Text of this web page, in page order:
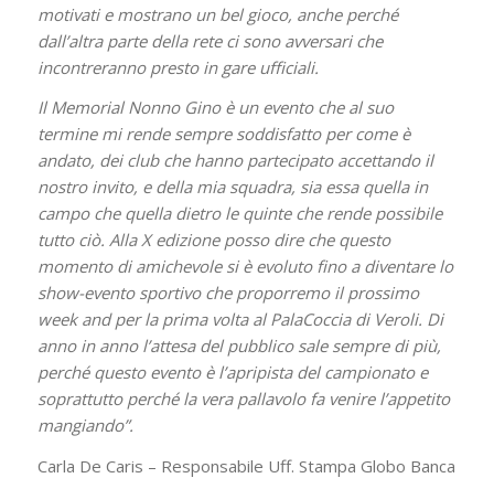
motivati e mostrano un bel gioco, anche perché
dall’altra parte della rete ci sono avversari che
incontreranno presto in gare ufficiali.
Il Memorial Nonno Gino è un evento che al suo
termine mi rende sempre soddisfatto per come è
andato, dei club che hanno partecipato accettando il
nostro invito, e della mia squadra, sia essa quella in
campo che quella dietro le quinte che rende possibile
tutto ciò. Alla X edizione posso dire che questo
momento di amichevole si è evoluto fino a diventare lo
show-evento sportivo che proporremo il prossimo
week and per la prima volta al PalaCoccia di Veroli. Di
anno in anno l’attesa del pubblico sale sempre di più,
perché questo evento è l’apripista del campionato e
soprattutto perché la vera pallavolo fa venire l’appetito
mangiando”.
Carla De Caris – Responsabile Uff. Stampa Globo Banca